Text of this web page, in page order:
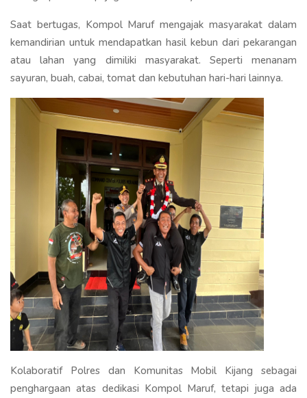
Saat bertugas, Kompol Maruf mengajak masyarakat dalam
kemandirian untuk mendapatkan hasil kebun dari pekarangan
atau lahan yang dimiliki masyarakat. Seperti menanam
sayuran, buah, cabai, tomat dan kebutuhan hari-hari lainnya.
Kolaboratif Polres dan Komunitas Mobil Kijang sebagai
penghargaan atas dedikasi Kompol Maruf, tetapi juga ada